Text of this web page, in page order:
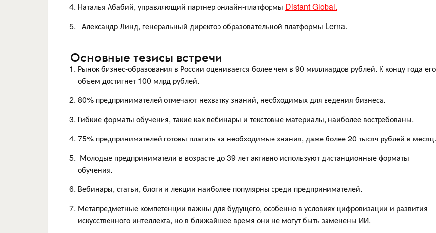
Наталья Абабий, управляющий партнер онлайн-платформы Distant Global.
Александр Линд, генеральный директор образовательной платформы Lerna.
Основные тезисы встречи
Рынок бизнес-образования в России оценивается более чем в 90 миллиардов рублей. К концу года его
объем достигнет 100 млрд рублей.
80% предпринимателей отмечают нехватку знаний, необходимых для ведения бизнеса.
Гибкие форматы обучения, такие как вебинары и текстовые материалы, наиболее востребованы.
75% предпринимателей готовы платить за необходимые знания, даже более 20 тысяч рублей в месяц.
Молодые предприниматели в возрасте до 39 лет активно используют дистанционные форматы
обучения.
Вебинары, статьи, блоги и лекции наиболее популярны среди предпринимателей.
Метапредметные компетенции важны для будущего, особенно в условиях цифровизации и развития
искусственного интеллекта, но в ближайшее время они не могут быть заменены ИИ.